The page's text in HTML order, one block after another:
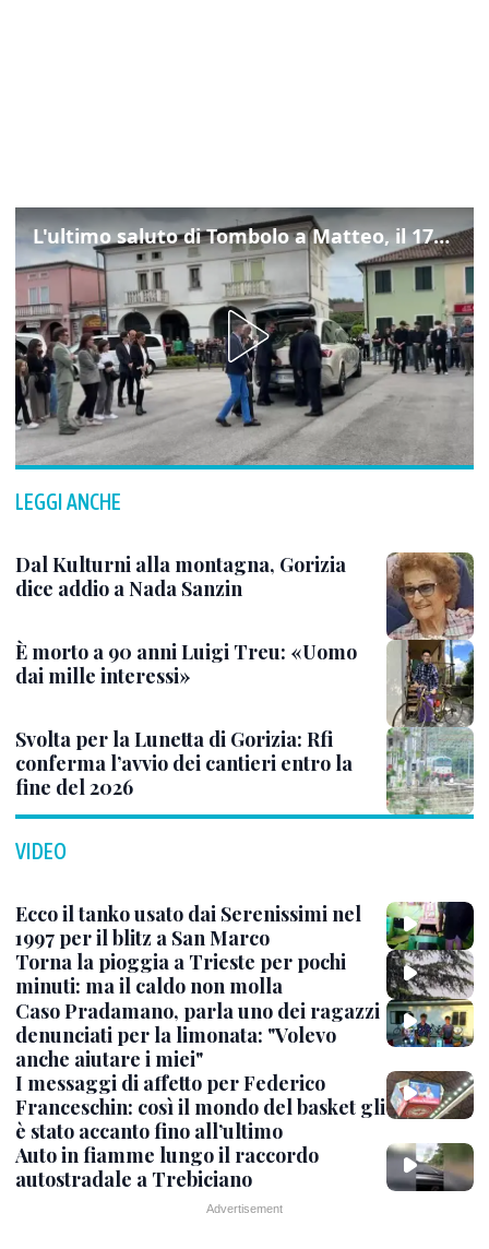
L'ultimo saluto di Tombolo a Matteo, il 17enne morto di tumore. Il video
LEGGI ANCHE
Dal Kulturni alla montagna, Gorizia
dice addio a Nada Sanzin
È morto a 90 anni Luigi Treu: «Uomo
dai mille interessi»
Svolta per la Lunetta di Gorizia: Rfi
conferma l’avvio dei cantieri entro la
fine del 2026
VIDEO
Ecco il tanko usato dai Serenissimi nel
1997 per il blitz a San Marco
Torna la pioggia a Trieste per pochi
minuti: ma il caldo non molla
Caso Pradamano, parla uno dei ragazzi
denunciati per la limonata: "Volevo
anche aiutare i miei"
I messaggi di affetto per Federico
Franceschin: così il mondo del basket gli
è stato accanto fino all’ultimo
Auto in fiamme lungo il raccordo
autostradale a Trebiciano